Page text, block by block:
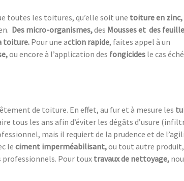
toutes les toitures, qu’elle soit une toiture en zinc,
Des micro-organismes,des Mousses et des
toiture.Pour une action rapide, faites appel à un
ou encore à l’application des fongicides le cas
de toiture. En effet, au fur et à mesure les
tous les ans afin d’éviter les dégâts d’usure
mais il requiert de la prudence et de
leciment imperméabilisant,ou tout autre produit,
Pour toux travaux de nettoyage,